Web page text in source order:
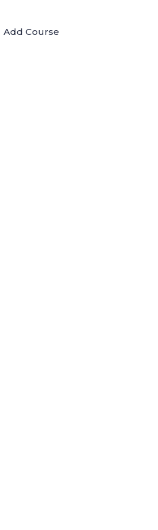
Add Course